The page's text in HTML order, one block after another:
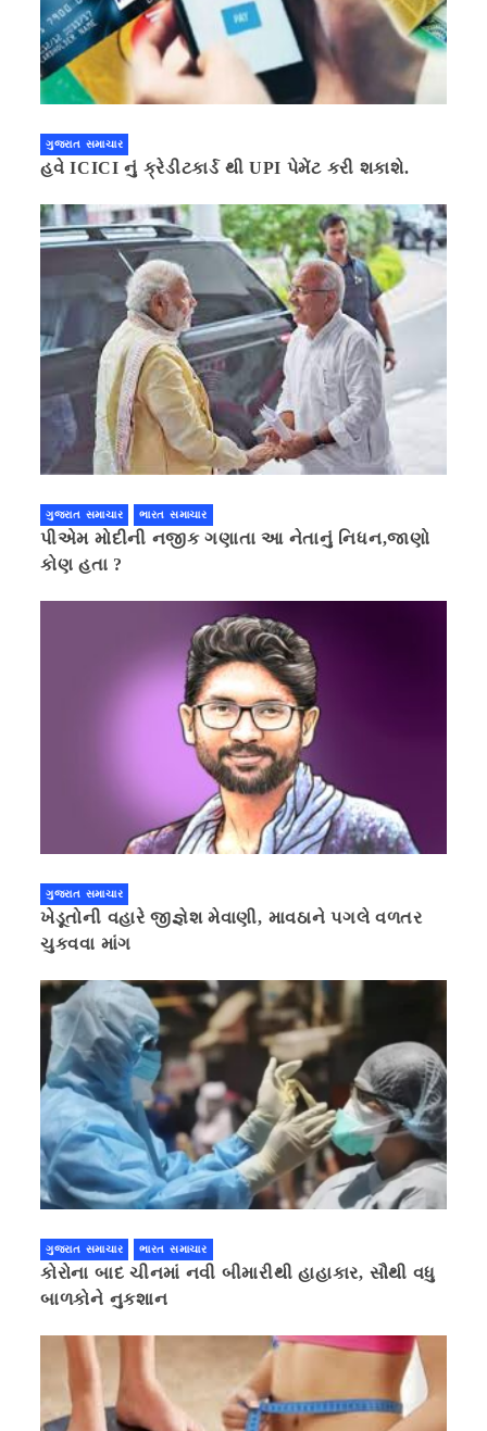
ગુજરાત સમાચાર
હવે ICICI નું ક્રેડીટકાર્ડ થી UPI પેમેંટ કરી શકાશે.
ગુજરાત સમાચાર ભારત સમાચાર
પીએમ મોદીની નજીક ગણાતા આ નેતાનું નિધન,જાણો
કોણ હતા ?
ગુજરાત સમાચાર
ખેડૂતોની વહારે જીજ્ઞેશ મેવાણી, માવઠાને પગલે વળતર
ચુકવવા માંગ
ગુજરાત સમાચાર ભારત સમાચાર
કોરોના બાદ ચીનમાં નવી બીમારીથી હાહાકાર, સૌથી વધુ
બાળકોને નુકશાન